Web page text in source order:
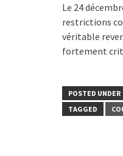
Le 24
restrictions
véritable
fortement
POSTED UNDER
TAGGED